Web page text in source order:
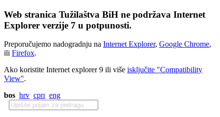
Web stranica Tužilaštva BiH ne podržava Internet
Explorer verzije 7 u potpunosti.
Preporučujemo nadogradnju na Internet Explorer, Google Chrome,
ili Firefox.
Ako koristite Internet explorer 9 ili više isključite "Compatibility
View".
bos hrv срп eng